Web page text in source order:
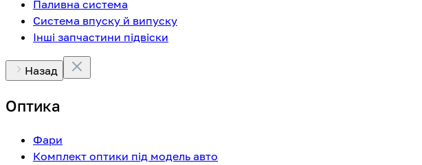
Паливна система
Система впуску й випуску
Інші запчастини підвіски
Назад
Оптика
Фари
Комплект оптики під модель авто